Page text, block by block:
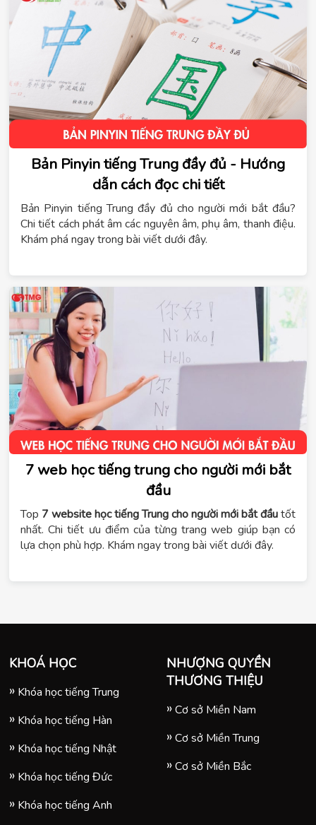
Bản Pinyin tiếng Trung đầy đủ - Hướng
dẫn cách đọc chi tiết
Bản Pinyin tiếng Trung đầy đủ cho người mới bắt đầu?
Chi tiết cách phát âm các nguyên âm, phụ âm, thanh điệu.
Khám phá ngay trong bài viết dưới đây.
7 web học tiếng trung cho người mới bắt
đầu
Top 7 website học tiếng Trung cho người mới bắt đầutốt
nhất. Chi tiết ưu điểm của từng trang web giúp bạn có
lựa chọn phù hợp. Khám ngay trong bài viết dưới đây.
KHOÁ HỌC
Khóa học tiếng Trung
Khóa học tiếng Hàn
Khóa học tiếng Nhật
Khóa học tiếng Đức
Khóa học tiếng Anh
NHƯỢNG QUYỀN
THƯƠNG THIỆU
Cơ sở Miền Nam
Cơ sở Miền Trung
Cơ sở Miền Bắc